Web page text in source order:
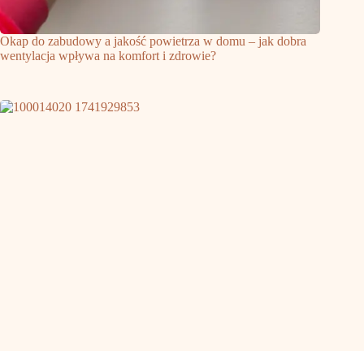
Okap do zabudowy a jakość powietrza w domu – jak dobra
wentylacja wpływa na komfort i zdrowie?